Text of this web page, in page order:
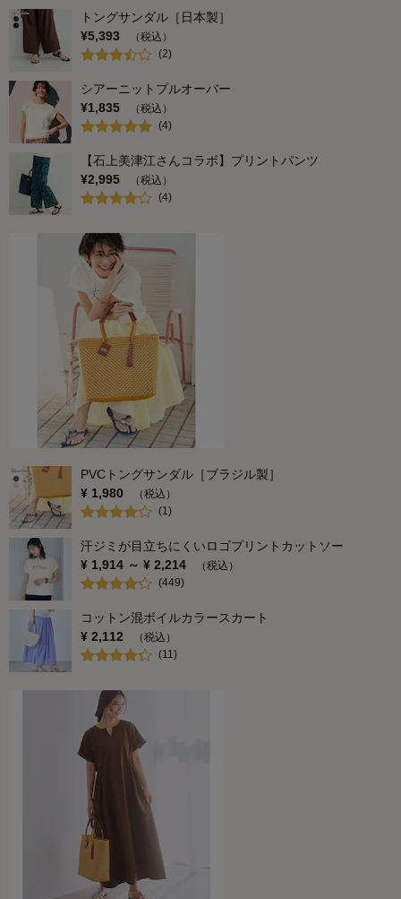
トングサンダル［日本製］
¥5,393
（税込）
(2)
シアーニットプルオーバー
¥1,835
（税込）
(4)
【石上美津江さんコラボ】プリントパンツ
¥2,995
（税込）
(4)
PVCトングサンダル［ブラジル製］
¥ 1,980
（税込）
(1)
汗ジミが目立ちにくいロゴプリントカットソー
¥ 1,914 ～ ¥ 2,214
（税込）
(449)
コットン混ボイルカラースカート
¥ 2,112
（税込）
(11)